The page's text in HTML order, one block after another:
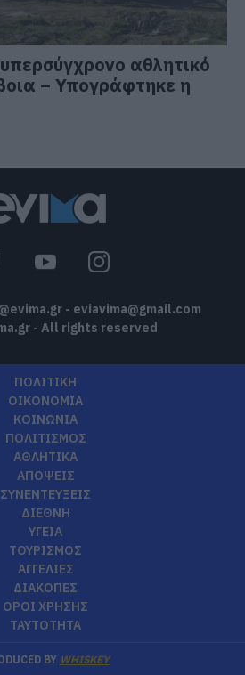
αθλητικό
– Υπογράφτηκε η
- eviavima@gmail.com
- All rights reserved
ΠΟΛΙΤΙΚΗ
ΟΙΚΟΝΟΜΙΑ
ΚΟΙΝΩΝΙΑ
ΠΟΛΙΤΙΣΜΟΣ
ΑΘΛΗΤΙΚΑ
ΑΠΟΨΕΙΣ
ΣΥΝΕΝΤΕΥΞΕΙΣ
ΔΙΕΘΝΗ
ΥΓΕΙΑ
ΤΟΥΡΙΣΜΟΣ
ΑΓΓΕΛΙΕΣ
ΔΙΑΚΟΠΕΣ
ΟΡΟΙ ΧΡΗΣΗΣ
ΤΑΥΤΟΤΗΤΑ
BY WHISKEY